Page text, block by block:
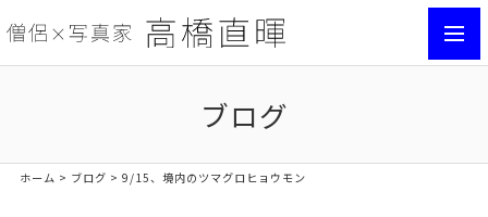
ブログ
ホーム > ブログ > 9/15、境内のツマグロヒョウモン